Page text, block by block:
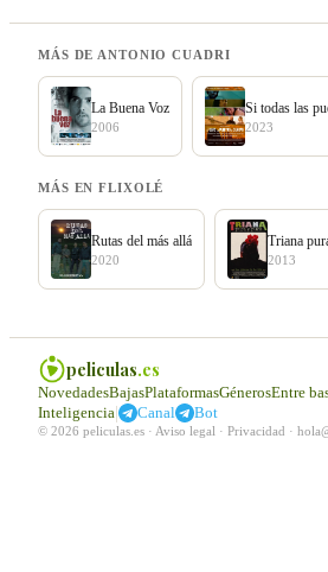
MÁS DE ANTONIO CUADRI
La Buena Voz
2006
Si todas las
2023
MÁS EN FLIXOLÉ
Rutas del más allá
2020
Triana
2013
peliculas.es
NovedadesBajasPlataformasGénerosEntre
Inteligencia| Canal Bot
© 2026 peliculas.es · Aviso legal · Privacidad ·